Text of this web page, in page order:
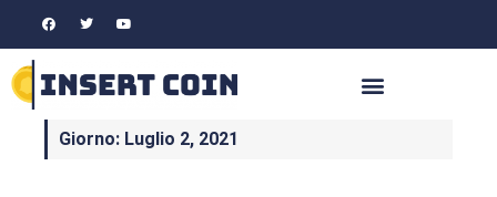
Giorno: Luglio 2, 2021